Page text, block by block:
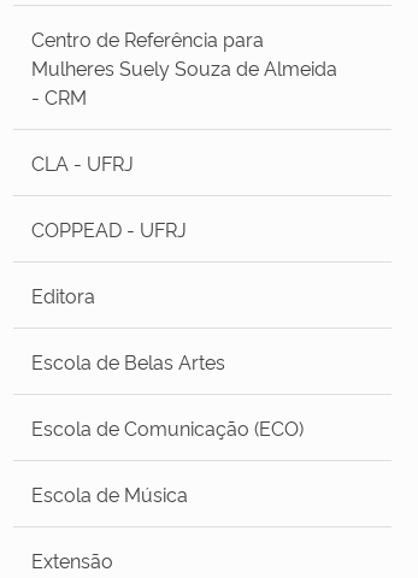
Centro de Referência para
Mulheres Suely Souza de Almeida
- CRM
CLA - UFRJ
COPPEAD - UFRJ
Editora
Escola de Belas Artes
Escola de Comunicação (ECO)
Escola de Música
Extensão